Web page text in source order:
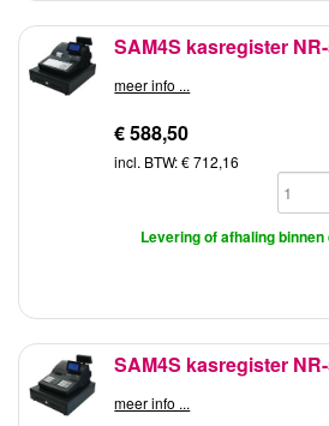
SAM4S kasregister
meer info ...
€ 588,50
incl. BTW: € 712,16
Levering of afhaling
SAM4S kasregister
meer info ...